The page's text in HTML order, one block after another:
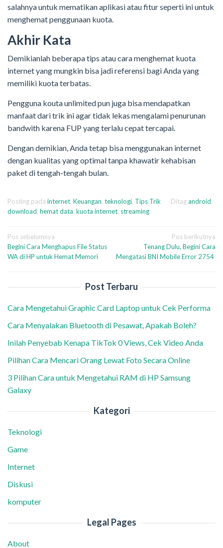
salahnya untuk mematikan aplikasi atau fitur seperti ini untuk
menghemat penggunaan kuota.
Akhir Kata
Demikianlah beberapa tips atau cara menghemat kuota
internet yang mungkin bisa jadi referensi bagi Anda yang
memiliki kuota terbatas.
Pengguna kouta unlimited pun juga bisa mendapatkan
manfaat dari trik ini agar tidak lekas mengalami penurunan
bandwith karena FUP yang terlalu cepat tercapai.
Dengan demikian, Anda tetap bisa menggunakan internet
dengan kualitas yang optimal tanpa khawatir kehabisan
paket di tengah-tengah bulan.
Posting pada internet, Keuangan, teknologi, Tips Trik Ditagandroid,
download, hemat data, kuota internet, streaming
Navigasi
pos
Pos sebelumnya
Begini Cara Menghapus File Status
WA di HP untuk Hemat Memori
Pos berikutnya
Tenang Dulu, Begini Cara
Mengatasi BNI Mobile Error 2754
Post Terbaru
Cara Mengetahui Graphic Card Laptop untuk Cek Performa
Cara Menyalakan Bluetooth di Pesawat, Apakah Boleh?
Inilah Penyebab Kenapa TikTok 0 Views, Cek Video Anda
Pilihan Cara Mencari Orang Lewat Foto Secara Online
3 Pilihan Cara untuk Mengetahui RAM di HP Samsung
Galaxy
Kategori
Teknologi
Game
Internet
Diskusi
komputer
Legal Pages
About